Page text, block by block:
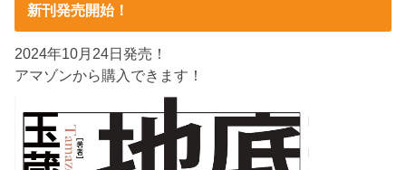
新刊発売開始！
2024年10月24日発売！
アマゾンから購入できます！